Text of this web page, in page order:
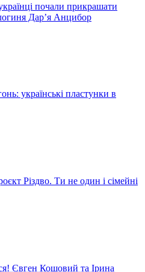
почали прикрашати
Дарʼя Анцибор
українські пластунки в
Різдво. Ти не один і сімейні
Євген Кошовий та Ірина